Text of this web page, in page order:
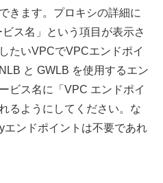
きます。プロキシの詳細に
ス名」という項目が表示さ
たいVPCでVPCエンドポイ
と GWLB を使用するエン
ビス名に「VPC エンドポイ
るようにしてください。な
エンドポイントは不要であれ